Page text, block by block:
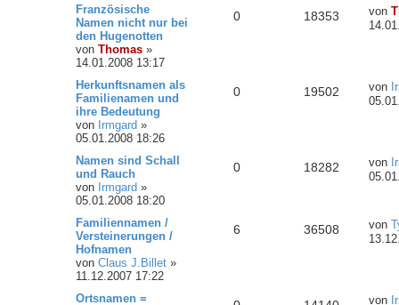
Französische
Namen nicht nur bei
den Hugenotten
von Thomas »
14.01.2008 13:17
0 18353 von
Herkunftsnamen als
Familienamen und
ihre Bedeutung
von Irmgard »
05.01.2008 18:26
0 19502 von
Namen sind Schall
und Rauch
von Irmgard »
05.01.2008 18:20
0 18282 von
Familiennamen /
Versteinerungen /
Hofnamen
von Claus J.Billet »
11.12.2007 17:22
6 36508 von
Ortsnamen = von